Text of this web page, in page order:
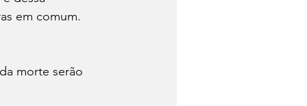
em comum.
morte serão